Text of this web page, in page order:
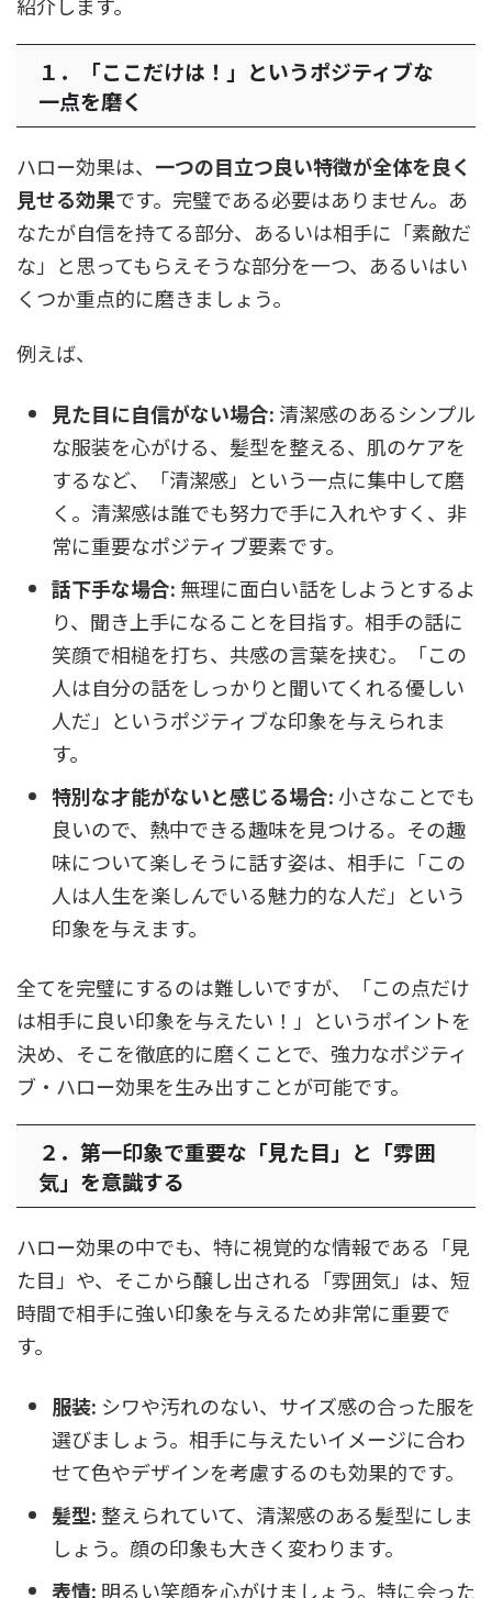
紹介します。
１．「ここだけは！」というポジティブな
一点を磨く
ハロー効果は、 一つの目立つ良い特徴が全体を良く
見せる効果です。完璧である必要はありません。あ
なたが自信を持てる部分、あるいは相手に「素敵だ
な」と思ってもらえそうな部分を一つ、あるいはい
くつか重点的に磨きましょう。
例えば、
見た目に自信がない場合: 清潔感のあるシンプル
な服装を心がける、髪型を整える、肌のケアを
するなど、「清潔感」という一点に集中して磨
く。清潔感は誰でも努力で手に入れやすく、非
常に重要なポジティブ要素です。
話下手な場合: 無理に面白い話をしようとするよ
り、聞き上手になることを目指す。相手の話に
笑顔で相槌を打ち、共感の言葉を挟む。「この
人は自分の話をしっかりと聞いてくれる優しい
人だ」というポジティブな印象を与えられま
す。
特別な才能がないと感じる場合: 小さなことでも
良いので、熱中できる趣味を見つける。その趣
味について楽しそうに話す姿は、相手に「この
人は人生を楽しんでいる魅力的な人だ」という
印象を与えます。
全てを完璧にするのは難しいですが、「この点だけ
は相手に良い印象を与えたい！」というポイントを
決め、そこを徹底的に磨くことで、強力なポジティ
ブ・ハロー効果を生み出すことが可能です。
２．第一印象で重要な「見た目」と「雰囲
気」を意識する
ハロー効果の中でも、特に視覚的な情報である「見
た目」や、そこから醸し出される「雰囲気」は、短
時間で相手に強い印象を与えるため非常に重要で
す。
服装: シワや汚れのない、サイズ感の合った服を
選びましょう。相手に与えたいイメージに合わ
せて色やデザインを考慮するのも効果的です。
髪型: 整えられていて、清潔感のある髪型にしま
しょう。顔の印象も大きく変わります。
表情: 明るい笑顔を心がけましょう。特に会った